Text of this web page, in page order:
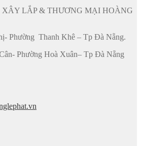
LẮP & THƯƠNG MẠI HOÀNG
Phường Thanh Khê – Tp Đà Nẵng.
Phường Hoà Xuân– Tp Đà Nẵng